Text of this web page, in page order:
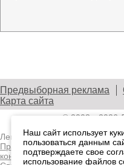
Предвыборная реклама
Карта сайта
© 2003—2026
портал
Ленобласти и Северо-
Правила использования
конфиденциальности.
Наш сайт использует
пользоваться данным
подтверждаете свое
использование файлов